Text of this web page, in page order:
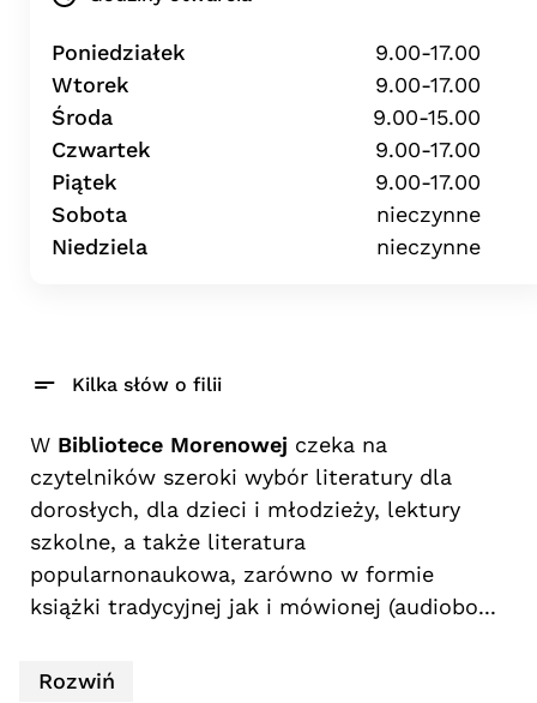
Poniedziałek
9.00-17.00
Wtorek
9.00-17.00
Środa
9.00-15.00
Czwartek
9.00-17.00
Piątek
9.00-17.00
Sobota
nieczynne
Niedziela
nieczynne
Kilka słów o filii
W Bibliotece Morenowej czeka na
czytelników szeroki wybór literatury dla
dorosłych, dla dzieci i młodzieży, lektury
szkolne, a także literatura
popularnonaukowa, zarówno w formie
książki tradycyjnej jak i mówionej (audiobo...
Rozwiń